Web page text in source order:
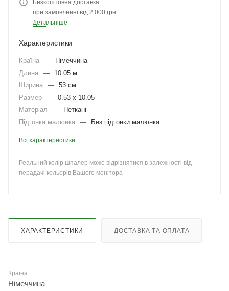
Безкоштовна доставка
при замовленні від 2 000 грн
Детальніше
Характеристики
Країна —
Німеччина
Длина —
10.05 м
Ширина — 53 см
Размер — 0.53 x 10.05
Матеріал
—
Неткані
Підгонка малюнка — Без підгонки малюнка
Всі характеристики
Реальний колір шпалер може відрізнятися в залежності від
перадачі кольорів Вашого монітора
ХАРАКТЕРИСТИКИ ДОСТАВКА ТА ОПЛАТА
Країна
Німеччина